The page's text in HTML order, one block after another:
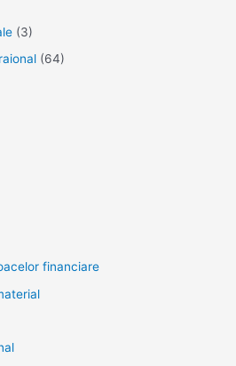
(3)
(64)
financiare